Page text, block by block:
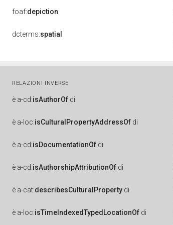
foaf:depiction
dcterms:spatial
RELAZIONI INVERSE
è a-cd:isAuthorOf di
è a-loc:isCulturalPropertyAddressOf di
è a-cd:isDocumentationOf di
è a-cd:isAuthorshipAttributionOf di
è a-cat:describesCulturalProperty di
è a-loc:isTimeIndexedTypedLocationOf di